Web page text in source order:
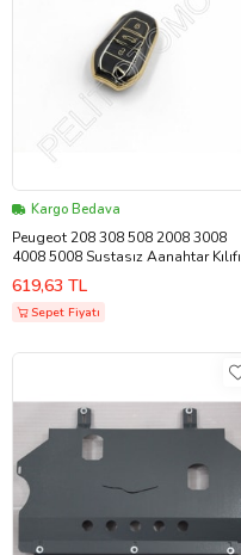
Kargo Bedava
Peugeot 208 308 508 2008 3008
4008 5008 Sustasız Aanahtar Kılıfı
Süperlüx
619,63 TL
Sepet Fiyatı